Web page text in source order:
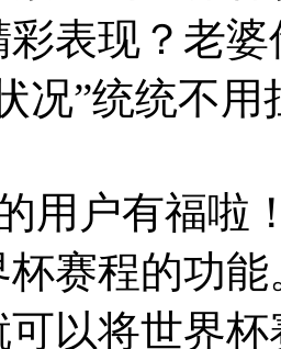
表现？老
况”统统不用
用户有福啦
赛程的功
以将世界